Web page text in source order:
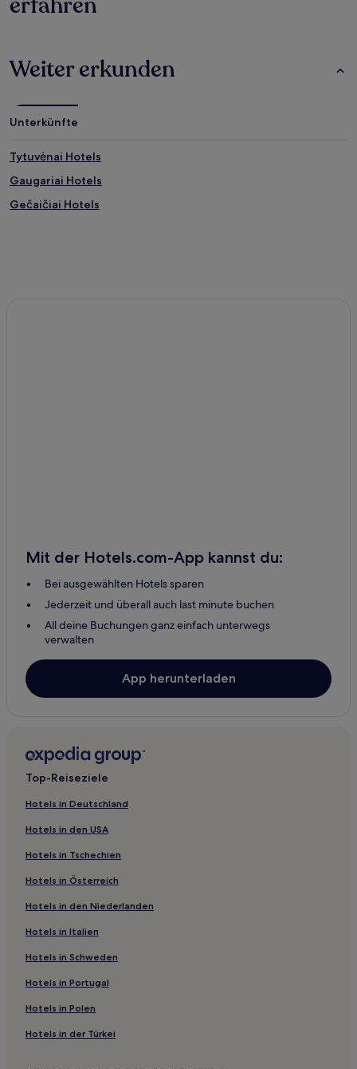
Weiter erkunden
Unterkünfte
Tytuvėnai Hotels
Gaugariai Hotels
Gečaičiai Hotels
Mit der Hotels.com-App kannst du:
Bei ausgewählten Hotels sparen
Jederzeit und überall auch last minute buchen
All deine Buchungen ganz einfach unterwegs
verwalten
App herunterladen
Top-Reiseziele
Hotels in Deutschland
Hotels in den USA
Hotels in Tschechien
Hotels in Österreich
Hotels in den Niederlanden
Hotels in Italien
Hotels in Schweden
Hotels in Portugal
Hotels in Polen
Hotels in der Türkei